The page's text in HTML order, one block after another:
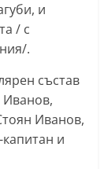
и
/ с
.
състав
Иванов,
и